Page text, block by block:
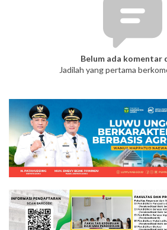
Belum ada komentar
Jadilah yang pertama